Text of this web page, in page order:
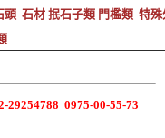
石材 抿石子類 門檻類 特
29254788 0975-00-55-73